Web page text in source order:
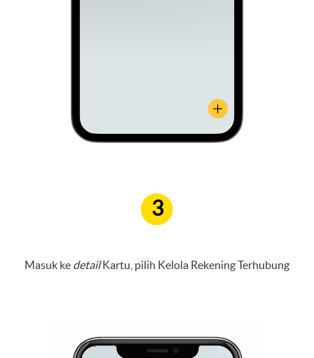
3
Masuk ke detailKartu, pilih Kelola Rekening Terhubung